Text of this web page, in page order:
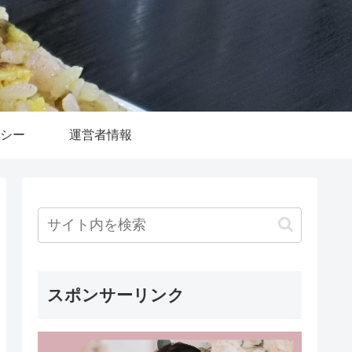
ー 運営者情報
スポンサーリンク